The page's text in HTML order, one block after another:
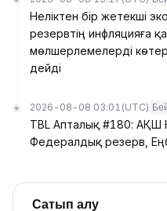
Неліктен бір жетекші
резервтің инфляцияға
мөлшерлемелерді
дейді
2026-08-08 03:01 (UTC)
TBL Апталық #180: АҚШ
Федералдық резерв,
Сатып алу